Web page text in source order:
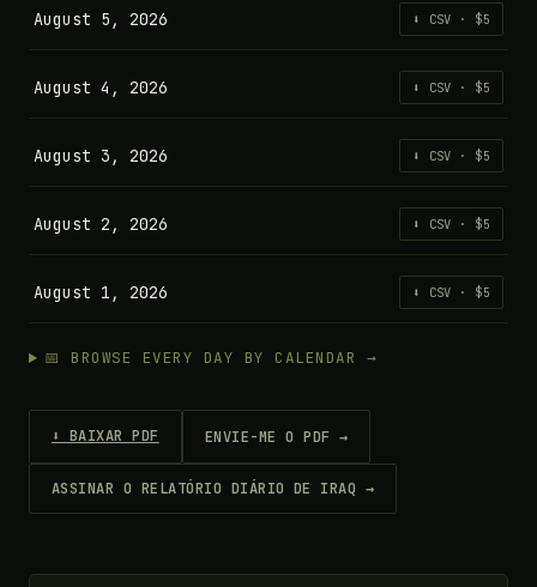
August 5, 2026 ⬇ CSV · $5
August 4, 2026 ⬇ CSV · $5
August 3, 2026 ⬇ CSV · $5
August 2, 2026 ⬇ CSV · $5
August 1, 2026 ⬇ CSV · $5
📅 BROWSE EVERY DAY BY CALENDAR →
⬇ BAIXAR PDF ENVIE-ME O PDF →
ASSINAR O RELATÓRIO DIÁRIO DE IRAQ →